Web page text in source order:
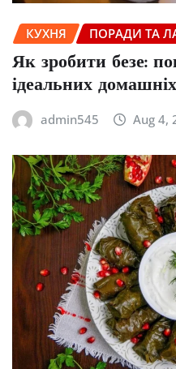
КУХНЯ ПОРАДИ ТА
Як зробити безе:
ідеальних
admin545 Aug 4,